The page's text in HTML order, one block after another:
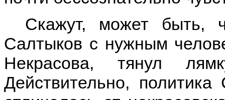
Скажут, может быть,
Салтыков с нужным
Некрасова, тянул
Действительно,